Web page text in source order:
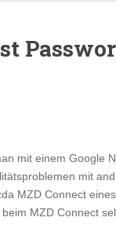
mit einem Google
mit
MZD Connect
MZD Connect